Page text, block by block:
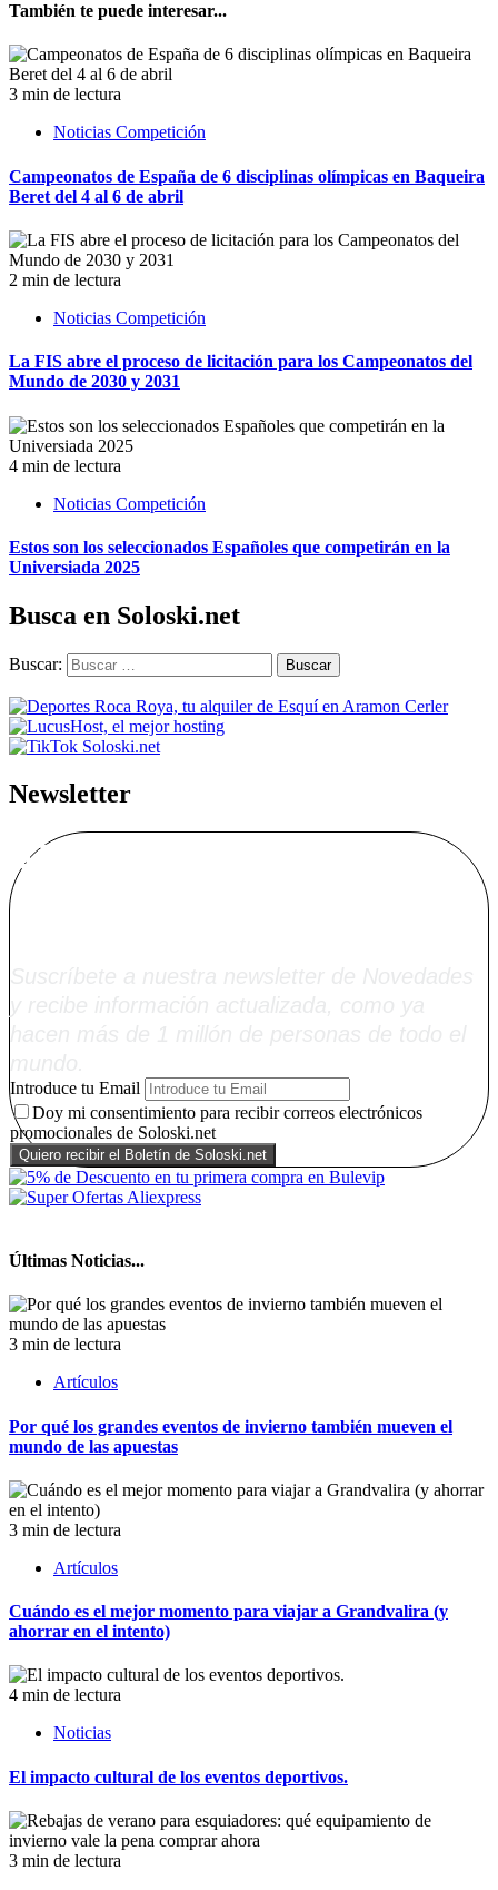
También te puede interesar...
3 min de lectura
Noticias Competición
Campeonatos de España de 6 disciplinas olímpicas en Baqueira
Beret del 4 al 6 de abril
2 min de lectura
Noticias Competición
La FIS abre el proceso de licitación para los Campeonatos del
Mundo de 2030 y 2031
4 min de lectura
Noticias Competición
Estos son los seleccionados Españoles que competirán en la
Universiada 2025
Busca en Soloski.net
Buscar:
Newsletter
Alta Boletín
Introduce tu Email
Doy mi consentimiento para recibir correos electrónicos
promocionales de Soloski.net
Últimas Noticias...
3 min de lectura
Artículos
Por qué los grandes eventos de invierno también mueven el
mundo de las apuestas
3 min de lectura
Artículos
Cuándo es el mejor momento para viajar a Grandvalira (y
ahorrar en el intento)
4 min de lectura
Noticias
El impacto cultural de los eventos deportivos.
3 min de lectura